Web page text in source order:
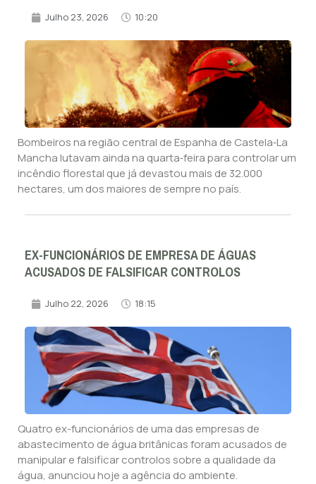
Julho 23, 2026 10:20
Bombeiros na região central de Espanha de Castela‑La
Mancha lutavam ainda na quarta‑feira para controlar um
incêndio florestal que já devastou mais de 32.000
hectares, um dos maiores de sempre no país.
EX-FUNCIONÁRIOS DE EMPRESA DE ÁGUAS
ACUSADOS DE FALSIFICAR CONTROLOS
Julho 22, 2026 18:15
Quatro ex-funcionários de uma das empresas de
abastecimento de água britânicas foram acusados de
manipular e falsificar controlos sobre a qualidade da
água, anunciou hoje a agência do ambiente.